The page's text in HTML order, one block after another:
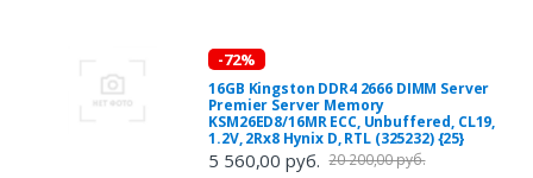
-72%
16GB Kingston DDR4 2666 DIMM Server
Premier Server Memory
KSM26ED8/16MR ECC, Unbuffered, CL19,
1.2V, 2Rx8 Hynix D, RTL (325232) {25}
5 560,00 руб. 20 200,00 руб.